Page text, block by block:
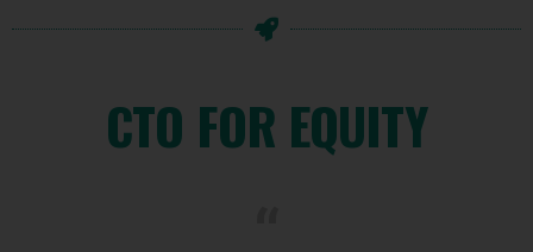
CTO FOR EQUITY